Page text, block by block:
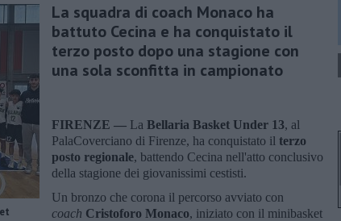
La squadra di coach Monaco ha
battuto Cecina e ha conquistato il
terzo posto dopo una stagione con
una sola sconfitta in campionato
FIRENZE — La Bellaria Basket Under 13, al
PalaCoverciano di Firenze, ha conquistato il terzo
posto regionale, battendo Cecina nell'atto conclusivo
della stagione dei giovanissimi cestisti.
Un bronzo che corona il percorso avviato con
coach Cristoforo Monaco, iniziato con il minibasket